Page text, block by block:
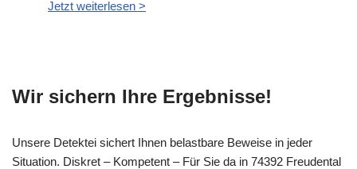
Jetzt weiterlesen >
Wir sichern Ihre Ergebnisse!
Unsere Detektei sichert Ihnen belastbare Beweise in jeder
Situation. Diskret – Kompetent – Für Sie da in 74392 Freudental